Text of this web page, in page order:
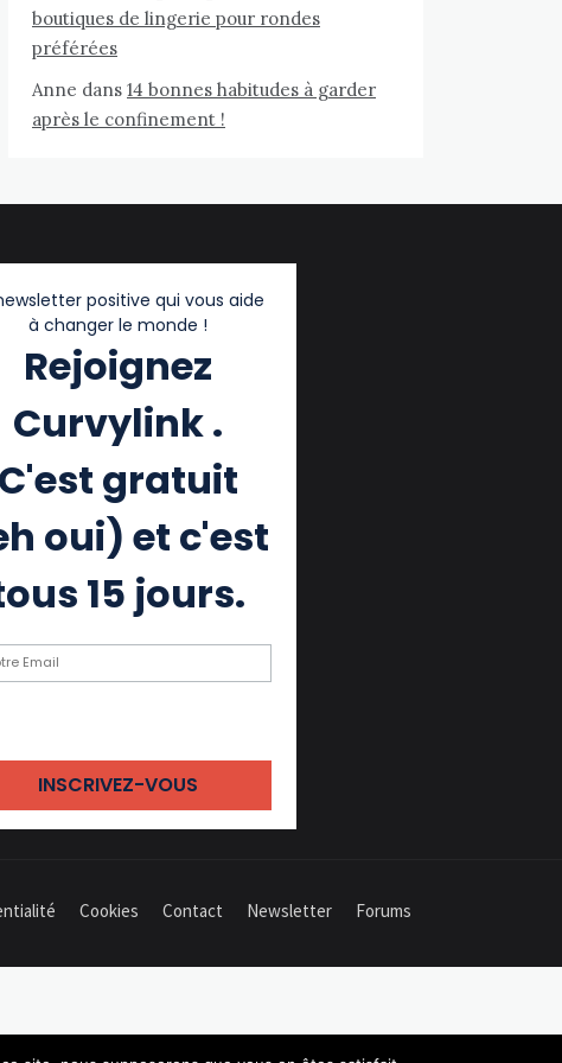
boutiques de lingerie pour rondes
préférées
Anne dans 14 bonnes habitudes à garder
après le confinement !
positive qui vous aide
à changer le monde !
Rejoignez
Curvylink .
C'est gratuit
oui) et c'est
15 jours.
Cookies Contact Newsletter Forums